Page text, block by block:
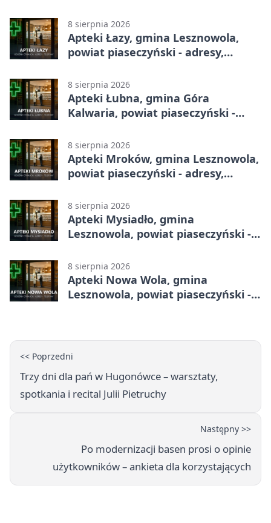
8 sierpnia 2026
Apteki Łazy, gmina Lesznowola,
powiat piaseczyński - adresy,
8 sierpnia 2026
Apteki Łubna, gmina Góra
Kalwaria, powiat piaseczyński -
8 sierpnia 2026
Apteki Mroków, gmina Lesznowola,
powiat piaseczyński - adresy,
8 sierpnia 2026
Apteki Mysiadło, gmina
Lesznowola, powiat piaseczyński -
8 sierpnia 2026
Apteki Nowa Wola, gmina
Lesznowola, powiat piaseczyński -
<< Poprzedni
Trzy dni dla pań w Hugonówce – warsztaty,
spotkania i recital Julii Pietruchy
Następny >>
Po modernizacji basen prosi o opinie
użytkowników – ankieta dla korzystających